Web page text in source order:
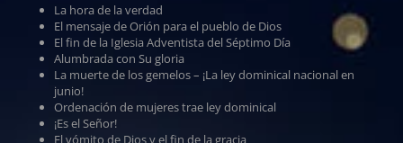
La hora de la verdad
El mensaje de Orión para el pueblo de Dios
El fin de la Iglesia Adventista del Séptimo Día
Alumbrada con Su gloria
La muerte de los gemelos – ¡La ley dominical nacional en
junio!
Ordenación de mujeres trae ley dominical
¡Es el Señor!
El vómito de Dios y el fin de la gracia